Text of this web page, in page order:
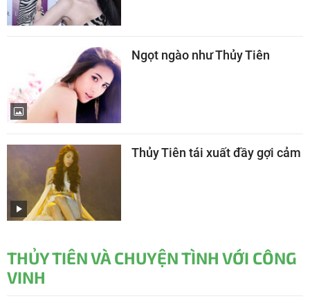
Ngọt ngào như Thủy Tiên
Thủy Tiên tái xuất đầy gợi cảm
THỦY TIÊN VÀ CHUYỆN TÌNH VỚI CÔNG
VINH